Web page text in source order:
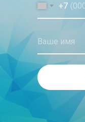
+7
Ваше имя